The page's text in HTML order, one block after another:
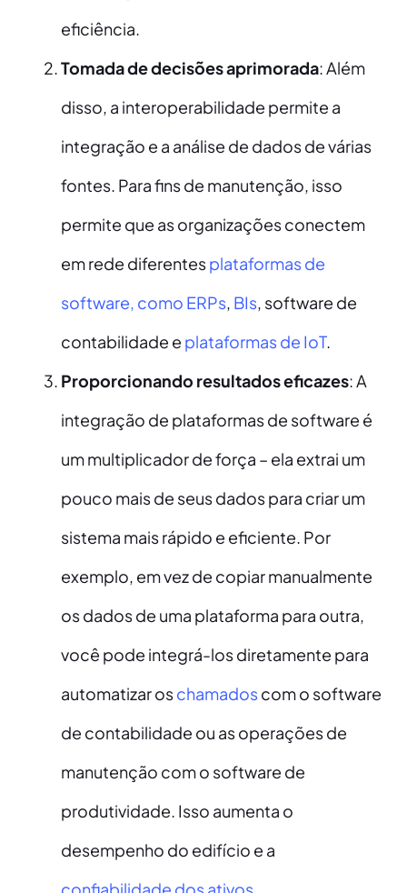
eficiência.
Tomada de decisões aprimorada: Além
disso, a interoperabilidade permite a
integração e a análise de dados de várias
fontes. Para fins de manutenção, isso
permite que as organizações conectem
em rede diferentesplataformas de
software, como ERPs, BIs, software de
contabilidade e plataformas de IoT.
Proporcionando resultados eficazes: A
integração de plataformas de software é
um multiplicador de força – ela extrai um
pouco mais de seus dados para criar um
sistema mais rápido e eficiente. Por
exemplo, em vez de copiar manualmente
os dados de uma plataforma para outra,
você pode integrá-los diretamente para
automatizar oschamadoscom o software
de contabilidade ou as operações de
manutenção com o software de
produtividade. Isso aumenta o
desempenho do edifício e a